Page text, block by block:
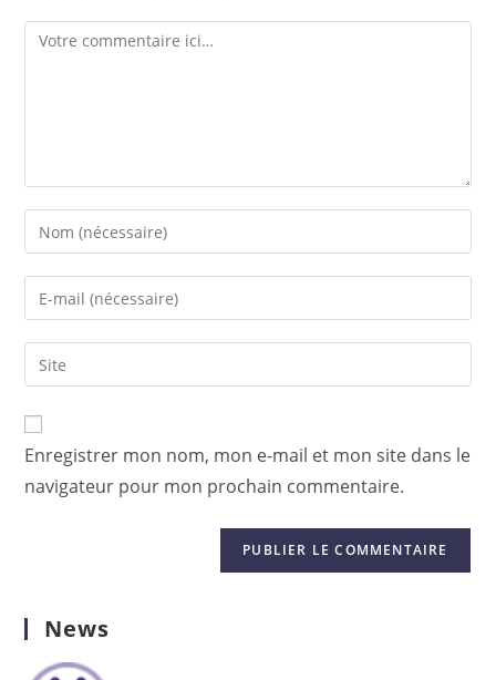
Comment
Enter
your
name
comment
Enter
your
email
address
comment
Saisir
l’URL
de
votre
site
(facultatif)
Enregistrer mon nom, mon e-mail et mon site dans le
navigateur pour mon prochain commentaire.
News